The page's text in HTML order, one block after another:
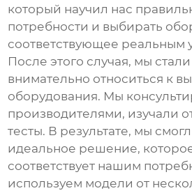
который научил нас
потребности и выбирать
соответствующее реальным
После этого случая, мы
внимательно относиться к
оборудования. Мы
производителями, изучали
тесты. В результате, мы
идеальное решение,
соответствует нашим
используем модели от